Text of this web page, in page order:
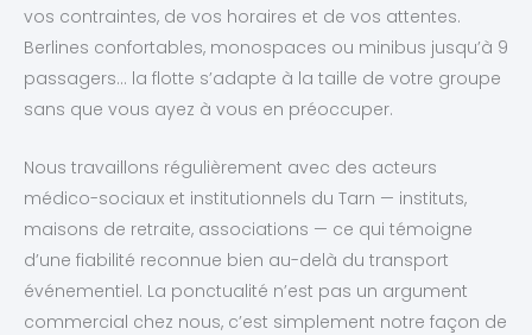
vos contraintes, de vos horaires et de vos attentes.
Berlines confortables, monospaces ou minibus jusqu’à 9
passagers… la flotte s’adapte à la taille de votre groupe
sans que vous ayez à vous en préoccuper.
Nous travaillons régulièrement avec des acteurs
médico-sociaux et institutionnels du Tarn — instituts,
maisons de retraite, associations — ce qui témoigne
d’une fiabilité reconnue bien au-delà du transport
événementiel. La ponctualité n’est pas un argument
commercial chez nous, c’est simplement notre façon de